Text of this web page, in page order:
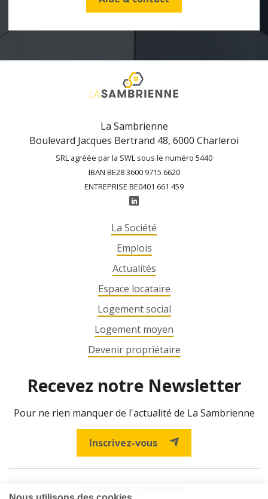
La Sambrienne
Boulevard Jacques Bertrand 48, 6000 Charleroi
SRL agréée par la SWL sous le numéro 5440
IBAN BE28 3600 9715 6620
ENTREPRISE BE0401 661 459
La Société
Emplois
Actualités
Espace locataire
Logement social
Logement moyen
Devenir propriétaire
Recevez notre Newsletter
Pour ne rien manquer de l'actualité de La Sambrienne
Inscrivez-vous